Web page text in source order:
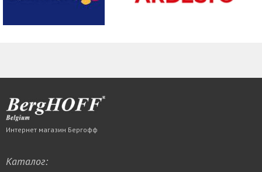
Интернет магазин Бергофф
Каталог: